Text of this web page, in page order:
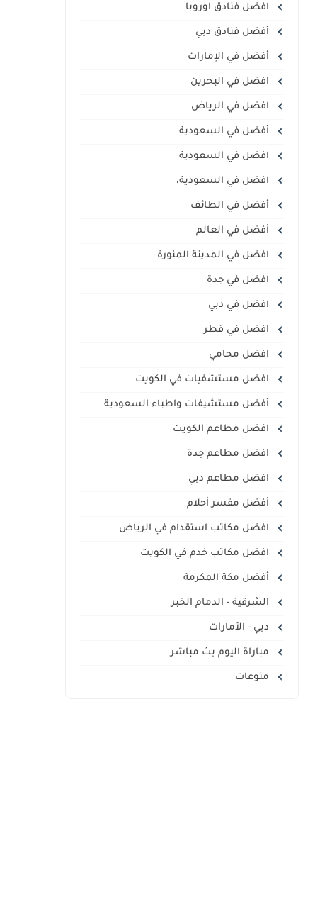
افضل فنادق اوروبا
أفضل فنادق دبي
أفضل في الإمارات
افضل في البحرين
افضل في الرياض
أفضل في السعودية
افضل في السعودية
افضل في السعودية،
أفضل في الطائف
أفضل في العالم
افضل في المدينة المنورة
افضل في جدة
افضل في دبي
افضل في قطر
افضل محامي
افضل مستشفيات في الكويت
أفضل مستشيفات واطباء السعودية
افضل مطاعم الكويت
افضل مطاعم جدة
افضل مطاعم دبي
أفضل مفسر أحلام
افضل مكاتب استقدام في الرياض
افضل مكاتب خدم في الكويت
أفضل مكة المكرمة
الشرقية - الدمام الخبر
دبي - الأمارات
مباراة اليوم بث مباشر
منوعات